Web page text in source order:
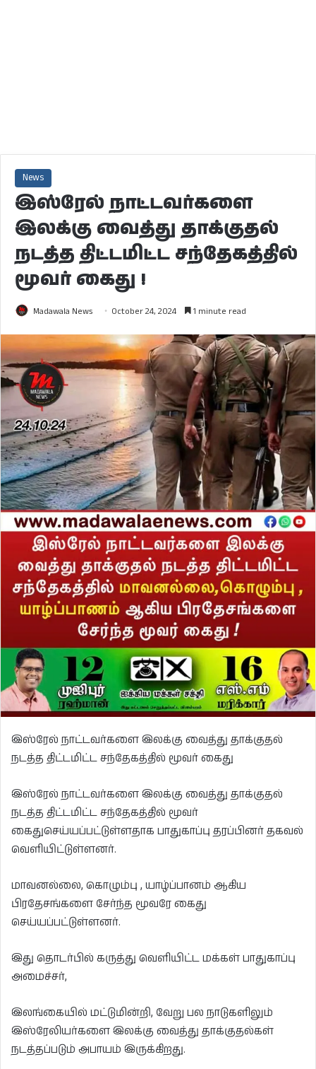
News
இஸ்ரேல் நாட்டவர்களை
இலக்கு வைத்து தாக்குதல்
நடத்த திட்டமிட்ட சந்தேகத்தில்
மூவர் கைது !
Madawala News October 24, 2024 1 minute read
இஸ்ரேல் நாட்டவர்களை இலக்கு வைத்து தாக்குதல்
நடத்த திட்டமிட்ட சந்தேகத்தில் மூவர் கைது
இஸ்ரேல் நாட்டவர்களை இலக்கு வைத்து தாக்குதல்
நடத்த திட்டமிட்ட சந்தேகத்தில் மூவர்
கைதுசெய்யப்பட்டுள்ளதாக பாதுகாப்பு தரப்பினர் தகவல்
வெளியிட்டுள்ளனர்.
மாவனல்லை, கொழும்பு , யாழ்ப்பானம் ஆகிய
பிரதேசங்களை சேர்ந்த மூவரே கைது
செய்யப்பட்டுள்ளனர்.
இது தொடர்பில் கருத்து வெளியிட்ட மக்கள் பாதுகாப்பு
அமைச்சர்,
இலங்கையில் மட்டுமின்றி, வேறு பல நாடுகளிலும்
இஸ்ரேலியர்களை இலக்கு வைத்து தாக்குதல்கள்
நடத்தப்படும் அபாயம் இருக்கிறது.